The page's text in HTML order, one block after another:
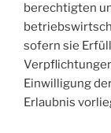
berechtigten
sofern sie
Einwilligung
Erlaubnis